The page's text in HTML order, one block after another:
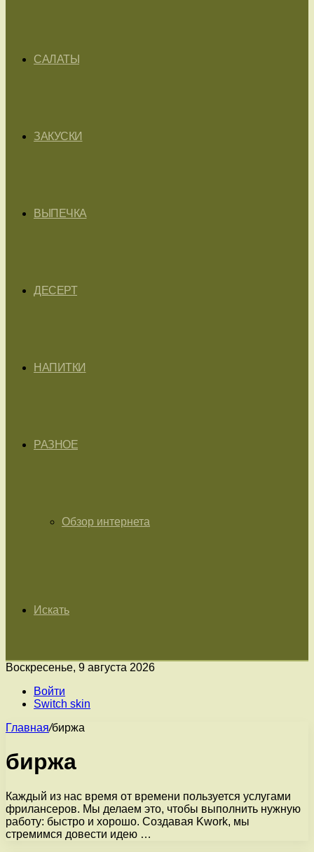
САЛАТЫ
ЗАКУСКИ
ВЫПЕЧКА
ДЕСЕРТ
НАПИТКИ
РАЗНОЕ
Обзор интернета
Искать
Воскресенье, 9 августа 2026
Войти
Switch skin
Главная/биржа
биржа
Каждый из нас время от времени пользуется услугами
фрилансеров. Мы делаем это, чтобы выполнить нужную
работу: быстро и хорошо. Создавая Kwork, мы
стремимся довести идею …